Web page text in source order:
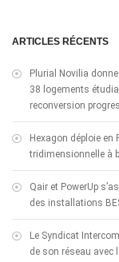
ARTICLES RÉCENTS
Plurial Novilia
38 logements
reconversion
Hexagon déploie en
tridimensionnelle à
Qair et PowerUp
des installations
Le Syndicat
de son réseau avec